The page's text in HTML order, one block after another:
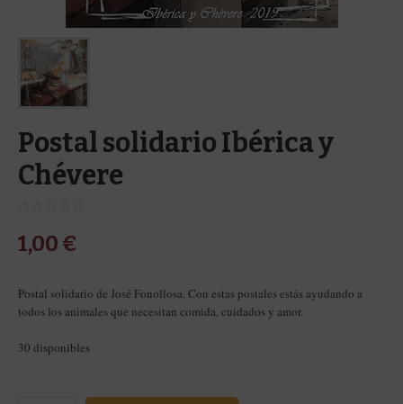
Postal solidario Ibérica y
Chévere
1,00 €
Postal solidario de José Fonollosa. Con estas postales estás ayudando a
todos los animales que necesitan comida, cuidados y amor.
30 disponibles